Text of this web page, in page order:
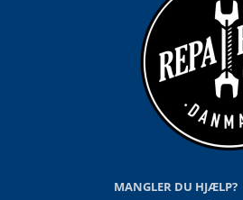
MANGLER DU HJÆLP?